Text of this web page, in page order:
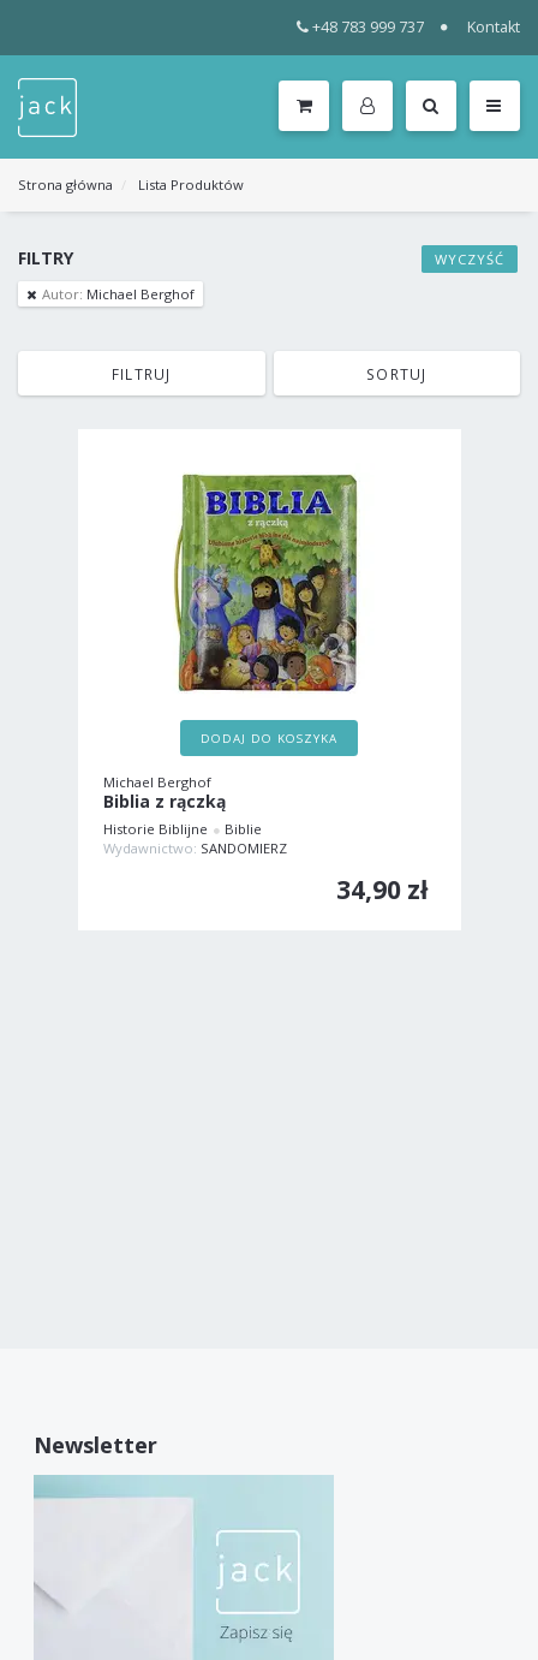
+48 783 999 737 Kontakt
KATEGORIE
MENU
Strona główna Lista Produktów
FILTRY
WYCZYŚĆ
Autor: Michael Berghof
FILTRUJ SORTUJ
DODAJ DO KOSZYKA
Michael Berghof
Biblia z rączką
Historie Biblijne
Biblie
Wydawnictwo: SANDOMIERZ
34,90 zł
Newsletter